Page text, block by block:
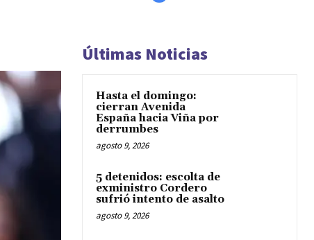
Últimas Noticias
Hasta el domingo:
cierran Avenida
España hacia Viña por
derrumbes
agosto 9, 2026
5 detenidos: escolta de
exministro Cordero
sufrió intento de asalto
agosto 9, 2026